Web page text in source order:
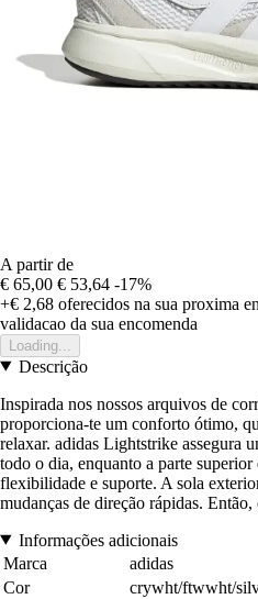
A partir de
€ 65,00 € 53,64 -17%
+€ 2,68 oferecidos na sua proxima
validacao da sua encomenda
Loading...
Descrição
Inspirada nos nossos arquivos de
proporciona-te um conforto ótimo,
relaxar. adidas Lightstrike assegura
todo o dia, enquanto a parte
flexibilidade e suporte. A sola
mudanças de direção rápidas.
Informações adicionais
Marca
adidas
Cor
crywht/ftwwht/